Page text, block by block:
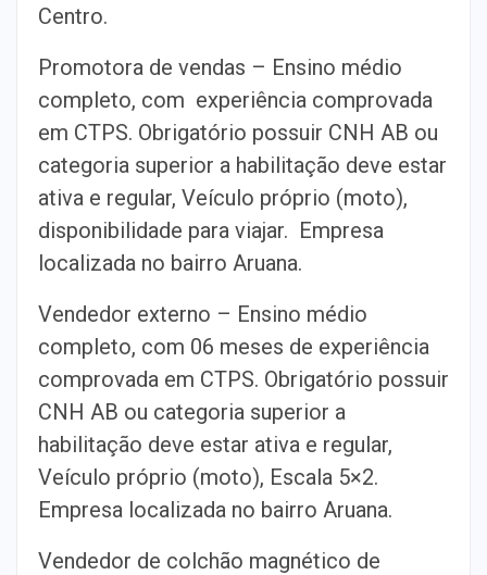
Centro.
Promotora de vendas – Ensino médio
completo, com experiência comprovada
em CTPS. Obrigatório possuir CNH AB ou
categoria superior a habilitação deve estar
ativa e regular, Veículo próprio (moto),
disponibilidade para viajar. Empresa
localizada no bairro Aruana.
Vendedor externo – Ensino médio
completo, com 06 meses de experiência
comprovada em CTPS. Obrigatório possuir
CNH AB ou categoria superior a
habilitação deve estar ativa e regular,
Veículo próprio (moto), Escala 5×2.
Empresa localizada no bairro Aruana.
Vendedor de colchão magnético de